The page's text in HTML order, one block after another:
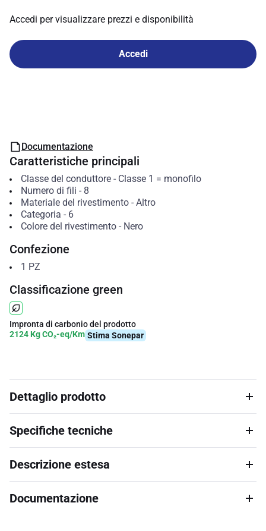
Accedi per visualizzare prezzi e disponibilità
Accedi
Documentazione
Caratteristiche principali
Classe del conduttore- Classe 1 = monofilo
Numero di fili - 8
Materiale del rivestimento- Altro
Categoria - 6
Colore del rivestimento- Nero
Confezione
1 PZ
Classificazione green
Impronta di carbonio del prodotto
2124 Kg CO₂-eq/Km Stima Sonepar
Dettaglio prodotto
Specifiche tecniche
Descrizione estesa
Documentazione